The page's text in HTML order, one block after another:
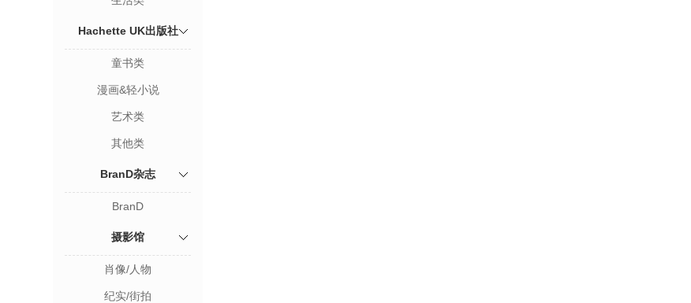
Hachette UK出版社
童书类
漫画&轻小说
艺术类
其他类
BranD杂志
BranD
摄影馆
肖像/人物
纪实/街拍